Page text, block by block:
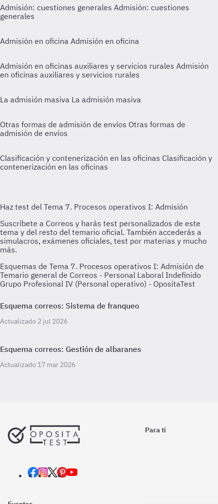
Admisión: cuestiones generales Admisión: cuestiones
generales
Admisión en oficina Admisión en oficina
Admisión en oficinas auxiliares y servicios rurales Admisión
en oficinas auxiliares y servicios rurales
La admisión masiva La admisión masiva
Otras formas de admisión de envíos Otras formas de
admisión de envíos
Clasificación y contenerización en las oficinas Clasificación y
contenerización en las oficinas
Esquemas de Tema 7. Procesos operativos I: Admisión de
Temario general de Correos - Personal Laboral Indefinido
Grupo Profesional IV (Personal operativo) - OpositaTest
Esquema correos: Sistema de franqueo
Actualizado 2 jul 2026
Esquema correos: Gestión de albaranes
Actualizado 17 mar 2026
Para ti